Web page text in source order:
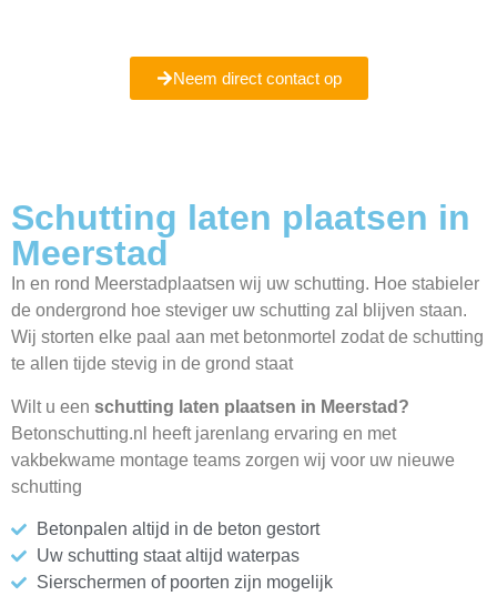
Neem direct contact op
Schutting laten plaatsen in
Meerstad
In en rond Meerstadplaatsen wij uw schutting. Hoe stabieler
de ondergrond hoe steviger uw schutting zal blijven staan.
Wij storten elke paal aan met betonmortel zodat de schutting
te allen tijde stevig in de grond staat
Wilt u een schutting laten plaatsen in Meerstad?
Betonschutting.nl heeft jarenlang ervaring en met
vakbekwame montage teams zorgen wij voor uw nieuwe
schutting
Betonpalen altijd in de beton gestort
Uw schutting staat altijd waterpas
Sierschermen of poorten zijn mogelijk